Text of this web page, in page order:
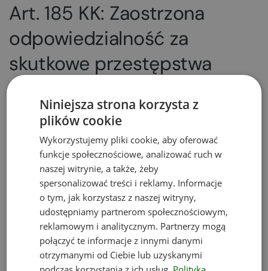
Art. 185 KK: Zaostrzona
odpowiedzialność za
skutkowe przestępstwa
przeciwko środowisku
§ 1. Jeżeli następstwem czynu określonego w
art. 182 § 1 lub 3, art. 183 § 1 lub 3, lub w art.
184 § 1, lub 2 jest zniszczenie w świecie
roślinnym, lub zwierzęcym […] sprawca
podlega karze pozbawienia wolnościod 6
miesięcy do lat 8.
§ 2. Jeżeli następstwem czynu […] jest ciężki
uszczerbek na zdrowiu człowieka, sprawca
podlega karze pozbawienia wolności
do lat 10.
Niniejsza strona korzysta z
plików cookie
Wykorzystujemy pliki cookie, aby oferować
funkcje społecznościowe, analizować ruch w
naszej witrynie, a także, żeby
spersonalizować treści i reklamy. Informacje
o tym, jak korzystasz z naszej witryny,
udostępniamy partnerom społecznościowym,
reklamowym i analitycznym. Partnerzy mogą
połączyć te informacje z innymi danymi
otrzymanymi od Ciebie lub uzyskanymi